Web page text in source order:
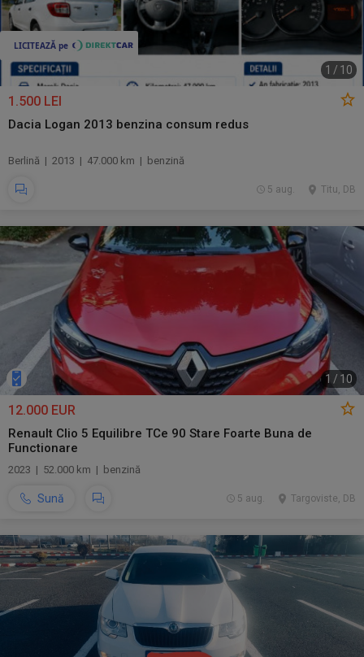
1 / 10
1.500 LEI
Dacia Logan 2013 benzina consum redus
Berlină | 2013 | 47.000 km | benzină
Titu, DB
5 aug.
1 / 10
12.000 EUR
Renault Clio 5 Equilibre TCe 90 Stare Foarte Buna de
Functionare
2023 | 52.000 km | benzină
Sună Targoviste, DB
5 aug.